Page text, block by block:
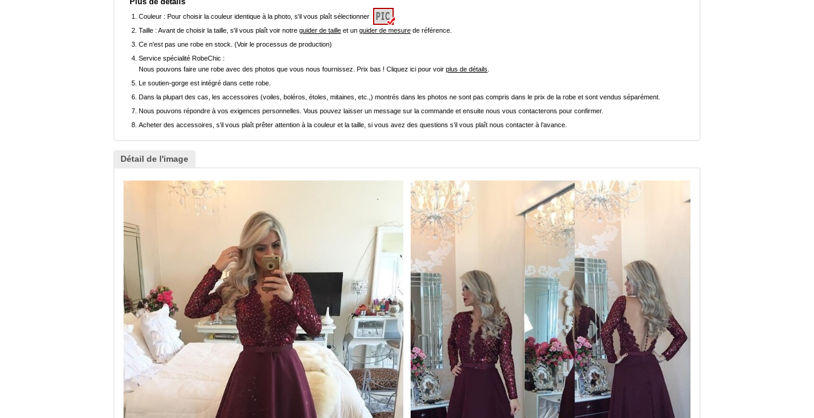
Couleur : Pour choisir la couleur identique à la photo, s'il vous plaît sélectionner
Taille : Avant de choisir la taille, s'il vous plaît voir notre guider de taille et un guider de mesure de référence.
Ce n'est pas une robe en stock. (Voir le processus de production)
Service spécialité RobeChic :
Nous pouvons faire une robe avec des photos que vous nous fournissez. Prix bas ! Cliquez ici pour voir plus de détails
Le soutien-gorge est intégré dans cette robe.
Dans la plupart des cas, les accessoires (voiles, boléros, étoles, mitaines, etc.,) montrés dans les photos ne sont pas compris dans le prix de la robe et sont vendus séparément.
Nous pouvons répondre à vos exigences personnelles. Vous pouvez laisser un message sur la commande et ensuite nous vous contacterons pour confirmer.
Acheter des accessoires, s’il vous plaît prêter attention à la couleur et la taille, si vous avez des questions s’il vous plaît nous contacter à l’avance.
Détail de l'image